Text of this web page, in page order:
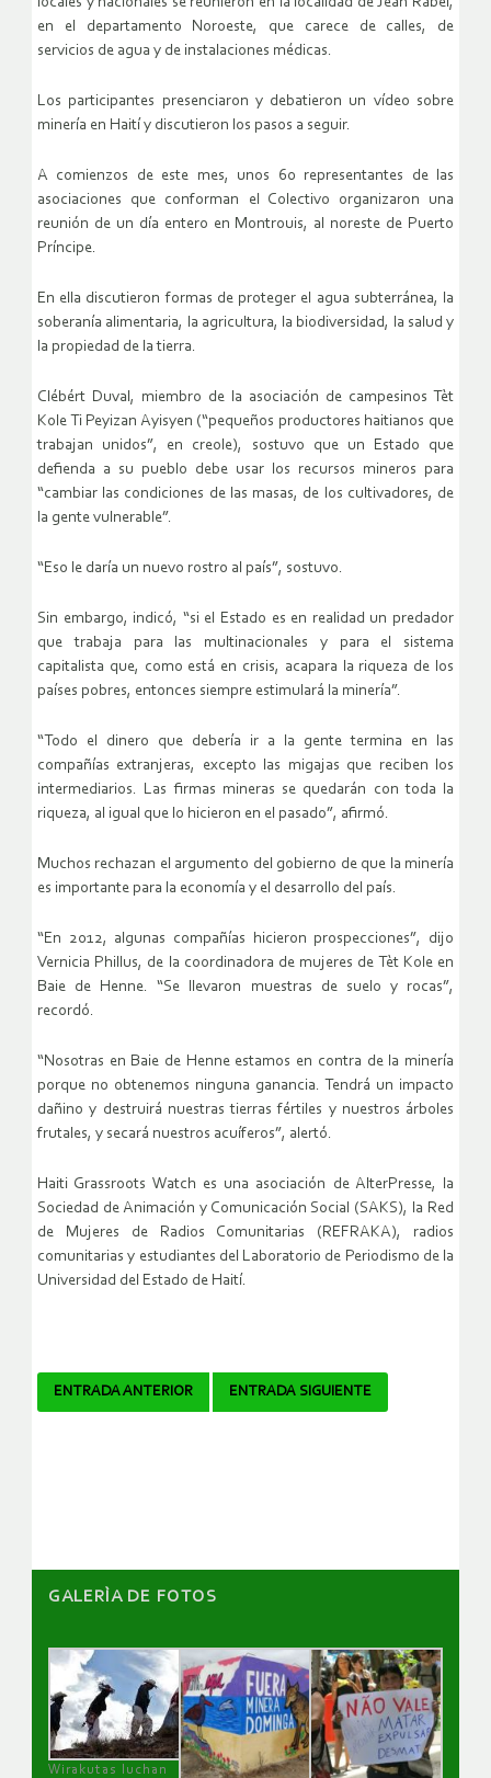
en el departamento Noroeste, que carece de calles, de
servicios de agua y de instalaciones médicas.
Los participantes presenciaron y debatieron un vídeo sobre
minería en Haití y discutieron los pasos a seguir.
A comienzos de este mes, unos 60 representantes de las
asociaciones que conforman el Colectivo organizaron una
reunión de un día entero en Montrouis, al noreste de Puerto
Príncipe.
En ella discutieron formas de proteger el agua subterránea, la
soberanía alimentaria, la agricultura, la biodiversidad, la salud y
la propiedad de la tierra.
Clébért Duval, miembro de la asociación de campesinos Tèt
Kole Ti Peyizan Ayisyen (“pequeños productores haitianos que
trabajan unidos”, en creole), sostuvo que un Estado que
defienda a su pueblo debe usar los recursos mineros para
“cambiar las condiciones de las masas, de los cultivadores, de
la gente vulnerable”.
“Eso le daría un nuevo rostro al país”, sostuvo.
Sin embargo, indicó, “si el Estado es en realidad un predador
que trabaja para las multinacionales y para el sistema
capitalista que, como está en crisis, acapara la riqueza de los
países pobres, entonces siempre estimulará la minería”.
“Todo el dinero que debería ir a la gente termina en las
compañías extranjeras, excepto las migajas que reciben los
intermediarios. Las firmas mineras se quedarán con toda la
riqueza, al igual que lo hicieron en el pasado”, afirmó.
Muchos rechazan el argumento del gobierno de que la minería
es importante para la economía y el desarrollo del país.
“En 2012, algunas compañías hicieron prospecciones”, dijo
Vernicia Phillus, de la coordinadora de mujeres de Tèt Kole en
Baie de Henne. “Se llevaron muestras de suelo y rocas”,
recordó.
“Nosotras en Baie de Henne estamos en contra de la minería
porque no obtenemos ninguna ganancia. Tendrá un impacto
dañino y destruirá nuestras tierras fértiles y nuestros árboles
frutales, y secará nuestros acuíferos”, alertó.
Haiti Grassroots Watch es una asociación de AlterPresse, la
Sociedad de Animación y Comunicación Social (SAKS), la Red
de Mujeres de Radios Comunitarias (REFRAKA), radios
comunitarias y estudiantes del Laboratorio de Periodismo de la
Universidad del Estado de Haití.
Navegador
ENTRADA ANTERIOR ENTRADA SIGUIENTE
GALERÌA DE FOTOS
Wirakutas luchan